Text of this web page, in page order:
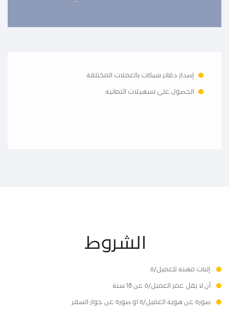
إصدار دفاتر شيكات بالعملات المختلفة
الحصول على تسهيلات ائتمانية
الشروط
إثبات مهنة للعميل/ة
أن لا يقل عمر العميل/ة عن 18 سنة
صورة عن هوية العميل/ة او صورة عن جواز السفر